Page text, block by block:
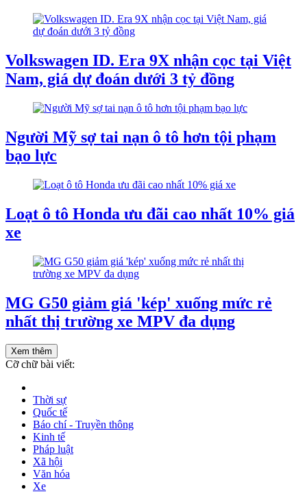
Volkswagen ID. Era 9X nhận cọc tại Việt
Nam, giá dự đoán dưới 3 tỷ đồng
Người Mỹ sợ tai nạn ô tô hơn tội phạm
bạo lực
Loạt ô tô Honda ưu đãi cao nhất 10% giá
xe
MG G50 giảm giá 'kép' xuống mức rẻ
nhất thị trường xe MPV đa dụng
Xem thêm
Cỡ chữ bài viết:
Thời sự
Quốc tế
Báo chí - Truyền thông
Kinh tế
Pháp luật
Xã hội
Văn hóa
Xe